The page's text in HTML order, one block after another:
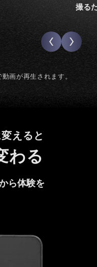
詳細はこちら
撮る
画が再生されます。
えると
わる
ら体験を